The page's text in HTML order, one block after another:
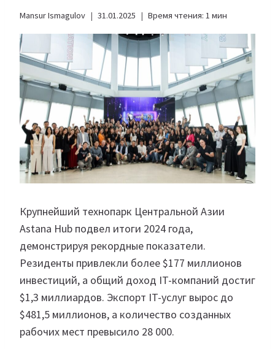
Mansur Ismagulov 31.01.2025 Время чтения: 1 мин
Крупнейший технопарк Центральной Азии
Astana Hub подвел итоги 2024 года,
демонстрируя рекордные показатели.
Резиденты привлекли более $177 миллионов
инвестиций, а общий доход IT-компаний достиг
$1,3 миллиардов. Экспорт IT-услуг вырос до
$481,5 миллионов, а количество созданных
рабочих мест превысило 28 000.